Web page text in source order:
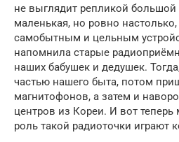
не выглядит репликой большой
маленькая, но ровно
самобытным и цельным
напомнила старые
наших бабушек и дедушек.
частью нашего быта, потом
магнитофонов, а затем и
центров из Кореи. И вот
роль такой радиоточки играют